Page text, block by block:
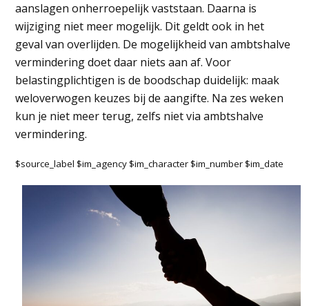
aanslagen onherroepelijk vaststaan. Daarna is
wijziging niet meer mogelijk. Dit geldt ook in het
geval van overlijden. De mogelijkheid van ambtshalve
vermindering doet daar niets aan af. Voor
belastingplichtigen is de boodschap duidelijk: maak
weloverwogen keuzes bij de aangifte. Na zes weken
kun je niet meer terug, zelfs niet via ambtshalve
vermindering.
$source_label $im_agency $im_character $im_number $im_date